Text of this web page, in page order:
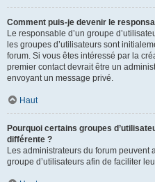
Comment puis-je devenir le
Le responsable d’un groupe
les groupes d’utilisateurs sont
forum. Si vous êtes intéressé par la
premier contact devrait être un
envoyant un message privé.
Haut
Pourquoi certains groupes
différente ?
Les administrateurs du forum peuvent
groupe d’utilisateurs afin de faciliter